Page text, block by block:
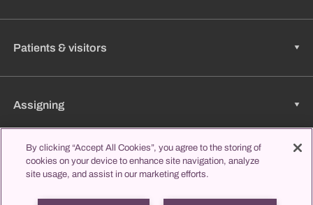
Patients & visitors
Assigning
Jobs & Career
By clicking “Accept All Cookies”, you agree to the storing of
cookies on your device to enhance site navigation, analyze
site usage, and assist in our marketing efforts.